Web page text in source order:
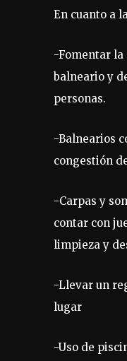
En cuanto a
-Fomentar
balneario y
personas.
-Balnearios
congestión
-Carpas y
contar con
limpieza y
-Llevar un
lugar
-Uso de